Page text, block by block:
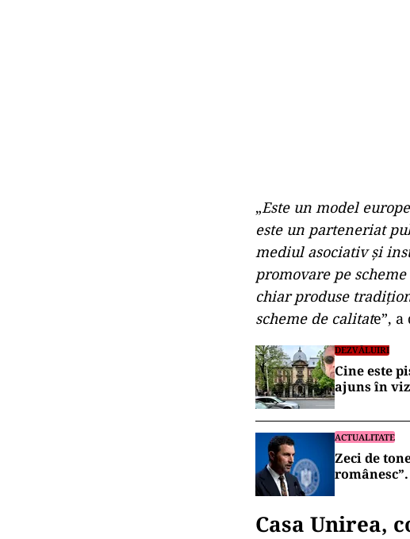
„Este un model
este un parteneriat
mediul asociativ şi
promovare pe
chiar produse
scheme de calitate”,
DEZVĂLUIRI
Cine este
ajuns în
ACTUALITATE
Zeci de
Casa Unirea,